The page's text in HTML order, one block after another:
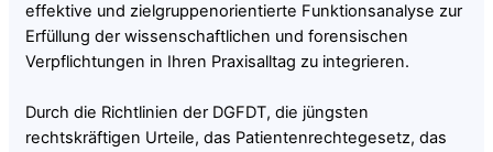
effektive und zielgruppenorientierte Funktionsanalyse zur
Erfüllung der wissenschaftlichen und forensischen
Verpflichtungen in Ihren Praxisalltag zu integrieren.
Durch die Richtlinien der DGFDT, die jüngsten
rechtskräftigen Urteile, das Patientenrechtegesetz, das